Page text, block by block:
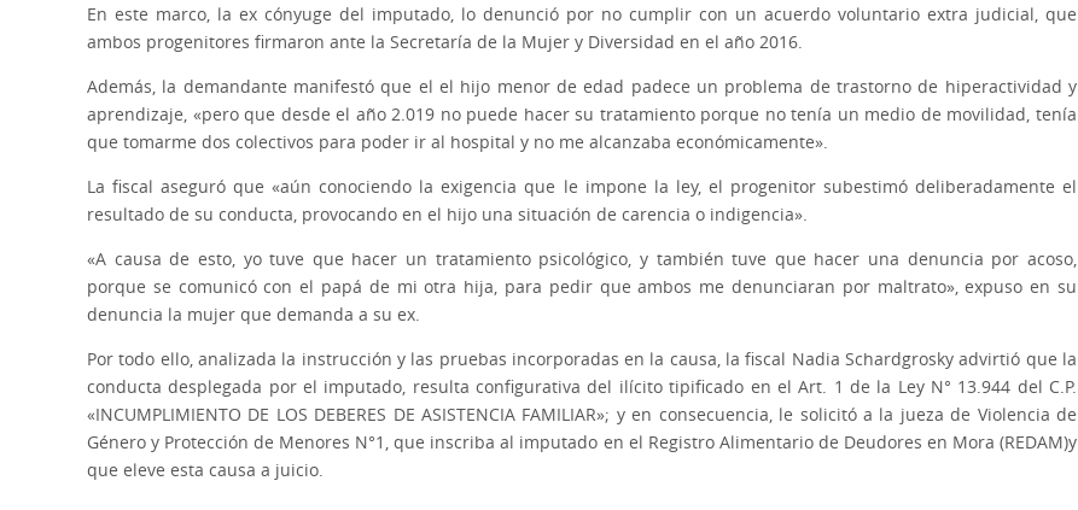
En este marco, la ex cónyuge del imputado, lo denunció por no cumplir con un acuerdo voluntario extra judicial, que
ambos progenitores firmaron ante la Secretaría de la Mujer y Diversidad en el año 2016.
Además, la demandante manifestó que el el hijo menor de edad padece un problema de trastorno de hiperactividad y
aprendizaje, «pero que desde el año 2.019 no puede hacer su tratamiento porque no tenía un medio de movilidad, tenía
que tomarme dos colectivos para poder ir al hospital y no me alcanzaba económicamente».
La fiscal aseguró que «aún conociendo la exigencia que le impone la ley, el progenitor subestimó deliberadamente el
resultado de su conducta, provocando en el hijo una situación de carencia o indigencia».
«A causa de esto, yo tuve que hacer un tratamiento psicológico, y también tuve que hacer una denuncia por acoso,
porque se comunicó con el papá de mi otra hija, para pedir que ambos me denunciaran por maltrato», expuso en su
denuncia la mujer que demanda a su ex.
Por todo ello, analizada la instrucción y las pruebas incorporadas en la causa, la fiscal Nadia Schardgrosky advirtió que la
conducta desplegada por el imputado, resulta configurativa del ilícito tipificado en el Art. 1 de la Ley N° 13.944 del C.P.
«INCUMPLIMIENTO DE LOS DEBERES DE ASISTENCIA FAMILIAR»; y en consecuencia, le solicitó a la jueza de Violencia de
Género y Protección de Menores N°1, que inscriba al imputado en el Registro Alimentario de Deudores en Mora (REDAM)y
que eleve esta causa a juicio.